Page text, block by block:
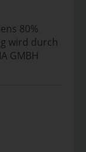
80%
wird durch
GMBH